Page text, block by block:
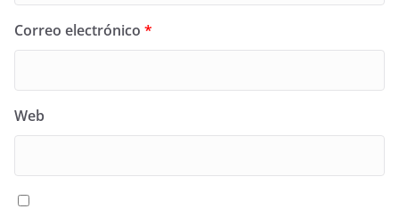
Correo electrónico *
Web